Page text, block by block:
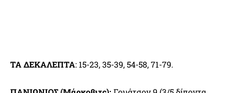
ΤΑ ΔΕΚΑΛΕΠΤΑ: 15-23, 35-39, 54-58, 71-79.